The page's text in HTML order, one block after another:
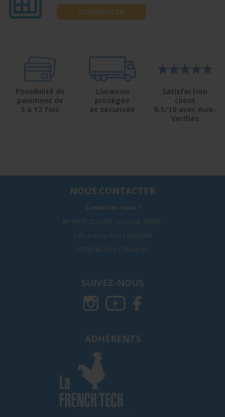
COMMENCER
Possibilité de
paiement de
3 à 12 fois
Livraison
protégée
et sécurisée
Satisfaction
client
9.5/10 avec Avis-
Verifiés
NOUS CONTACTER
Contactez-nous !
MYSHOP SOLAIRE - GALAXIE GREEN
297, Avenue Paul LANGEVIN
77550 MOISSY CRAMAYEL
SUIVEZ-NOUS
ADHÉRENTS